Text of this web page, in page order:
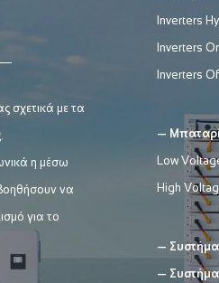
σχετικά με τα
η μέσω
να
για το
Inverters
Inverters
Inverters
—
Low
High
—
—